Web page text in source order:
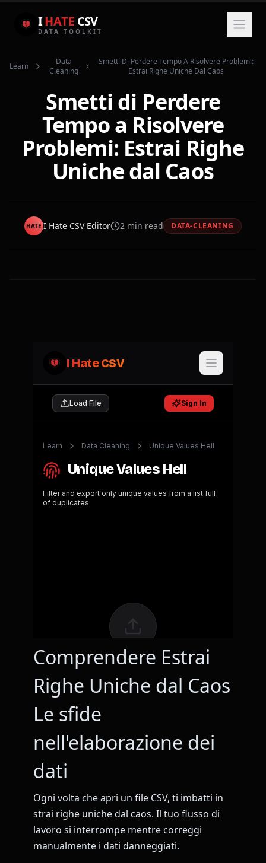
IHATE CSV
DATA TOOLKIT
Learn
Data
Cleaning
Smetti Di Perdere Tempo A Risolvere Problemi:
Estrai Righe Uniche Dal Caos
Smetti di Perdere
Tempo a Risolvere
Problemi: Estrai Righe
Uniche dal Caos
HATE I Hate CSV Editor 2 min read DATA-CLEANING
Comprendere Estrai
Righe Uniche dal Caos
Le sfide
nell'elaborazione dei
dati
Ogni volta che apri un file CSV, ti imbatti in
strai righe uniche dal caos. Il tuo flusso di
lavoro si interrompe mentre correggi
manualmente i dati danneggiati.